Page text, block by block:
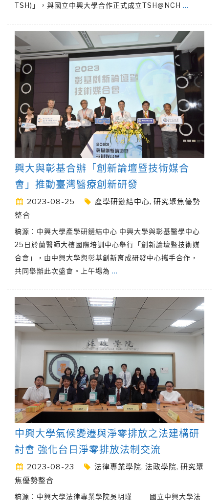
TSH)」，與國立中興大學合作正式成立TSH@NCH …
興大與彰基合辦「創新論壇暨技術媒合
會」推動臺灣醫療創新研發
2023-08-25 產學研鏈結中心, 研究聚焦優勢
整合
稿源：中興大學產學研鏈結中心 中興大學與彰基醫學中心
25日於蘭醫師大樓國際培訓中心舉行「創新論壇暨技術媒
合會」，由中興大學與彰基創新育成研發中心攜手合作，
共同舉辦此次盛會。上午場為 …
中興大學氣候變遷與淨零排放之法建構研
討會 強化台日淨零排放法制交流
2023-08-23 法律專業學院, 法政學院, 研究聚
焦優勢整合
稿源：中興大學法律專業學院吳明瑾 國立中興大學法